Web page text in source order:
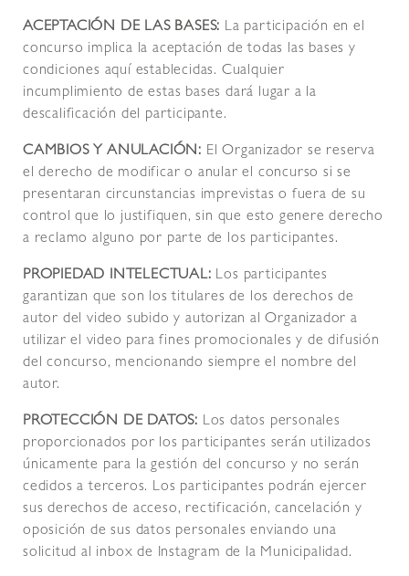
ACEPTACIÓN DE LAS BASES: La participación en el
concurso implica la aceptación de todas las bases y
condiciones aquí establecidas. Cualquier
incumplimiento de estas bases dará lugar a la
descalificación del participante.
CAMBIOS Y ANULACIÓN: El Organizador se reserva
el derecho de modificar o anular el concurso si se
presentaran circunstancias imprevistas o fuera de su
control que lo justifiquen, sin que esto genere derecho
a reclamo alguno por parte de los participantes.
PROPIEDAD INTELECTUAL: Los participantes
garantizan que son los titulares de los derechos de
autor del video subido y autorizan al Organizador a
utilizar el video para fines promocionales y de difusión
del concurso, mencionando siempre el nombre del
autor.
PROTECCIÓN DE DATOS: Los datos personales
proporcionados por los participantes serán utilizados
únicamente para la gestión del concurso y no serán
cedidos a terceros. Los participantes podrán ejercer
sus derechos de acceso, rectificación, cancelación y
oposición de sus datos personales enviando una
solicitud al inbox de Instagram de la Municipalidad.